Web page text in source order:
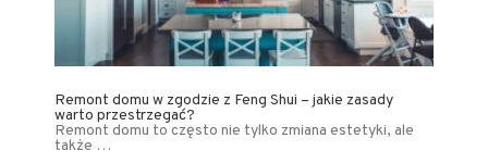
Remont domu w zgodzie z Feng Shui – jakie zasady
warto przestrzegać?
Remont domu to często nie tylko zmiana estetyki, ale
także …